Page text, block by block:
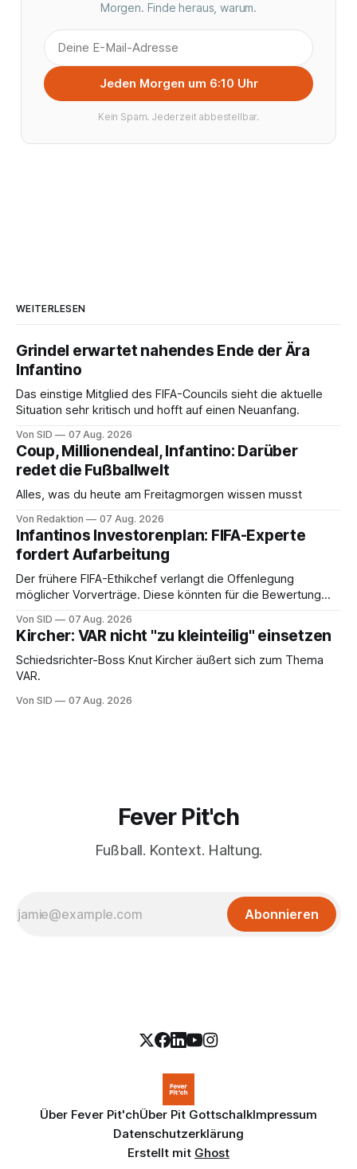
Morgen. Finde heraus, warum.
Jeden Morgen um 6:10 Uhr
Kein Spam. Jederzeit abbestellbar.
WEITERLESEN
Grindel erwartet nahendes Ende der Ära
Infantino
Das einstige Mitglied des FIFA-Councils sieht die aktuelle
Situation sehr kritisch und hofft auf einen Neuanfang.
Von SID 07 Aug. 2026
Coup, Millionendeal, Infantino: Darüber
redet die Fußballwelt
Alles, was du heute am Freitagmorgen wissen musst
Von Redaktion 07 Aug. 2026
Infantinos Investorenplan: FIFA-Experte
fordert Aufarbeitung
Der frühere FIFA-Ethikchef verlangt die Offenlegung
möglicher Vorverträge. Diese könnten für die Bewertung
Von SID 07 Aug. 2026
Kircher: VAR nicht "zu kleinteilig" einsetzen
Schiedsrichter-Boss Knut Kircher äußert sich zum Thema
VAR.
Von SID 07 Aug. 2026
Fever Pit'ch
Fußball. Kontext. Haltung.
Abonnieren
Über Fever Pit'chÜber Pit GottschalkImpressum
Datenschutzerklärung
Erstellt mit Ghost